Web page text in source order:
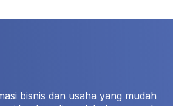
bisnis dan usaha yang mudah